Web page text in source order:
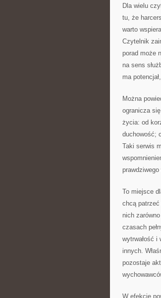
Dla wielu
tu, że
warto
Czytelnik
porad może
na sens
ma
Można
ogranicza
życia: od
duchowość;
Taki serwis
To miejsce
chcą patrzeć
nich
czasach
wytrwałość
innych.
pozostaje
W efekcie